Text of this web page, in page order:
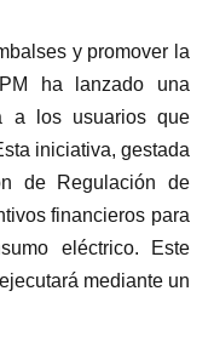
y promover la
ha lanzado una
a los usuarios que
iniciativa, gestada
de Regulación de
financieros para
eléctrico. Este
mediante un